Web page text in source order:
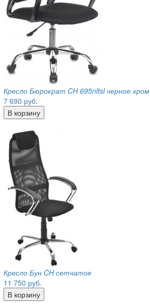
Кресло Бюрократ CH 695nltsl черное хром
7 690 руб.
Кресло Бун CH сетчатое
11 750 руб.